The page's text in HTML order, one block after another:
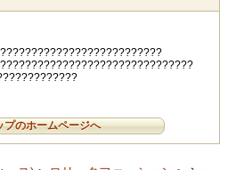
プのホームページへ